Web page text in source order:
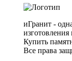
иГранит -
Купить
Все права